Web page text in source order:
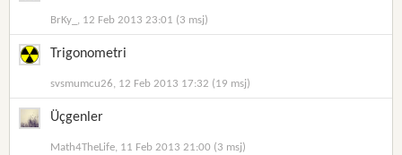
BrKy_, 12 Feb 2013 23:01 (3 msj)
Trigonometri
svsmumcu26, 12 Feb 2013 17:32 (19 msj)
Üçgenler
Math4TheLife, 11 Feb 2013 21:00 (3 msj)